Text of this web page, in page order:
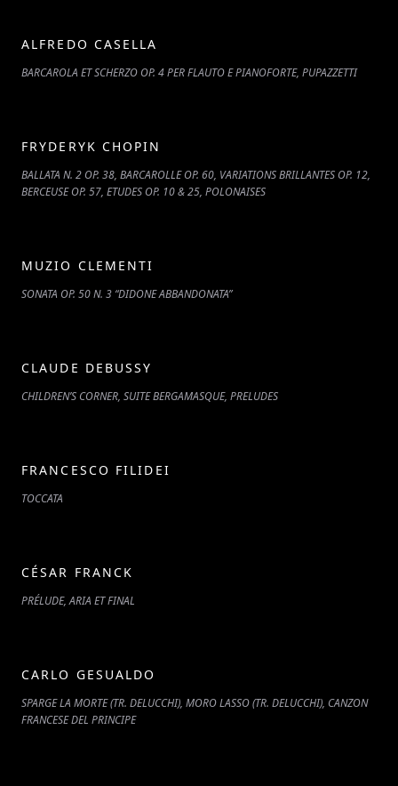
ALFREDO CASELLA
BARCAROLA ET SCHERZO OP. 4 PER FLAUTO E PIANOFORTE, PUPAZZETTI
FRYDERYK CHOPIN
BALLATA N. 2 OP. 38, BARCAROLLE OP. 60, VARIATIONS BRILLANTES OP. 12,
BERCEUSE OP. 57, ETUDES OP. 10 & 25, POLONAISES
MUZIO CLEMENTI
SONATA OP. 50 N. 3 “DIDONE ABBANDONATA”
CLAUDE DEBUSSY
CHILDREN’S CORNER, SUITE BERGAMASQUE, PRELUDES
FRANCESCO FILIDEI
TOCCATA
CÉSAR FRANCK
PRÉLUDE, ARIA ET FINAL
CARLO GESUALDO
SPARGE LA MORTE (TR. DELUCCHI), MORO LASSO (TR. DELUCCHI), CANZON
FRANCESE DEL PRINCIPE